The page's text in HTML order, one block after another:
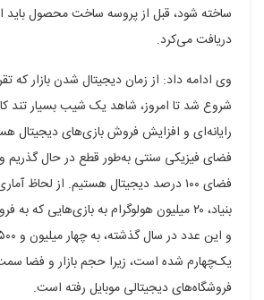
ساخته شود، قبل از پروسه ساخت محصول باید
دریافت می‌کرد.
شروع شد تا امروز، شاهد یک شیب بسیار
رایانه‌ای و افزایش فروش بازی‌های دیجیتال
فضای فیزیکی سنتی به‌طور قطع در حال گذریم
بنیاد، ۲۰ میلیون هولوگرام به بازی‌هایی
یک‌چهارم شده است، زیرا حجم بازار و فضا
فروشگاه‌های دیجیتالی موبایل رفته است.